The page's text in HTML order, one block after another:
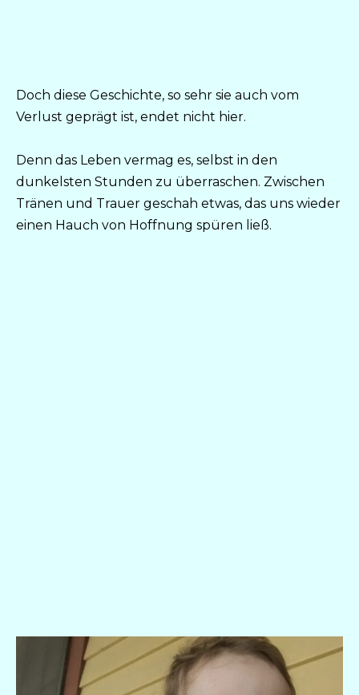
Doch diese Geschichte, so sehr sie auch vom
Verlust geprägt ist, endet nicht hier.
Denn das Leben vermag es, selbst in den
dunkelsten Stunden zu überraschen. Zwischen
Tränen und Trauer geschah etwas, das uns wieder
einen Hauch von Hoffnung spüren ließ.